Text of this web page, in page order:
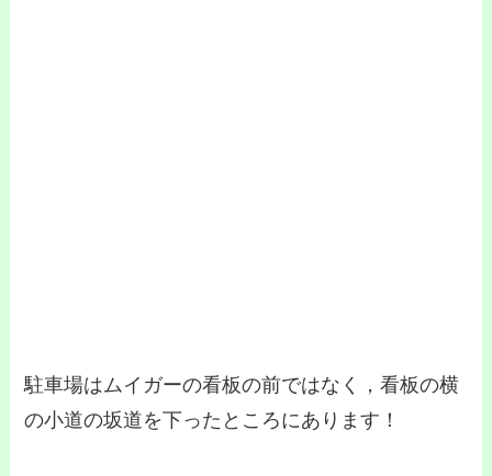
駐車場はムイガーの看板の前ではなく，看板の横
の小道の坂道を下ったところにあります！